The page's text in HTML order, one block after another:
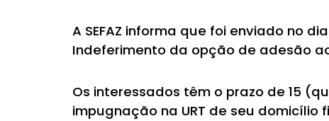
A SEFAZ informa que foi enviado no
Indeferimento da opção de adesão
Os interessados têm o prazo de 15
impugnação na URT de seu domicílio